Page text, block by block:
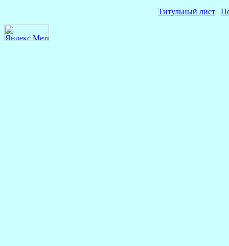
Титульный лист |